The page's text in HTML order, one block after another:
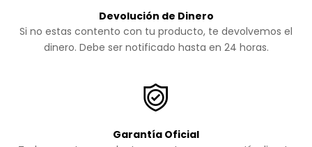
Devolución de Dinero
Si no estas contento con tu producto, te devolvemos el
dinero. Debe ser notificado hasta en 24 horas.
Garantía Oficial